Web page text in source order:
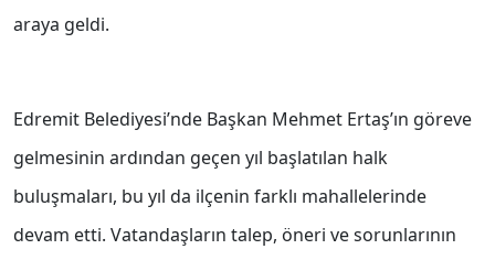
araya geldi.
Edremit Belediyesi’nde Başkan Mehmet Ertaş’ın göreve
gelmesinin ardından geçen yıl başlatılan halk
buluşmaları, bu yıl da ilçenin farklı mahallelerinde
devam etti. Vatandaşların talep, öneri ve sorunlarının